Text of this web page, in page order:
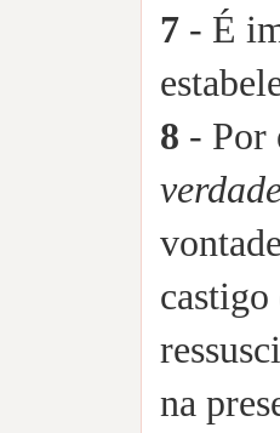
7 - É
8 - Por
castigo
na